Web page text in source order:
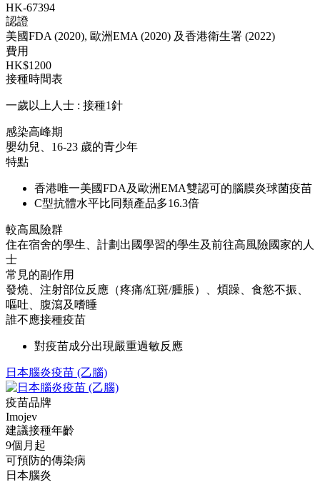
HK-67394
認證
美國FDA (2020), 歐洲EMA (2020) 及香港衛生署 (2022)
費用
HK$1200
接種時間表
一歲以上人士 : 接種1針
感染高峰期
嬰幼兒、16-23 歲的青少年
特點
香港唯一美國FDA及歐洲EMA雙認可的腦膜炎球菌疫苗
C型抗體水平比同類產品多16.3倍
較高風險群
住在宿舍的學生、計劃出國學習的學生及前往高風險國家的人
士
常見的副作用
發燒、注射部位反應（疼痛/紅斑/腫脹）、煩躁、食慾不振、
嘔吐、腹瀉及嗜睡
誰不應接種疫苗
對疫苗成分出現嚴重過敏反應
日本腦炎疫苗 (乙腦)
疫苗品牌
Imojev
建議接種年齡
9個月起
可預防的傳染病
日本腦炎